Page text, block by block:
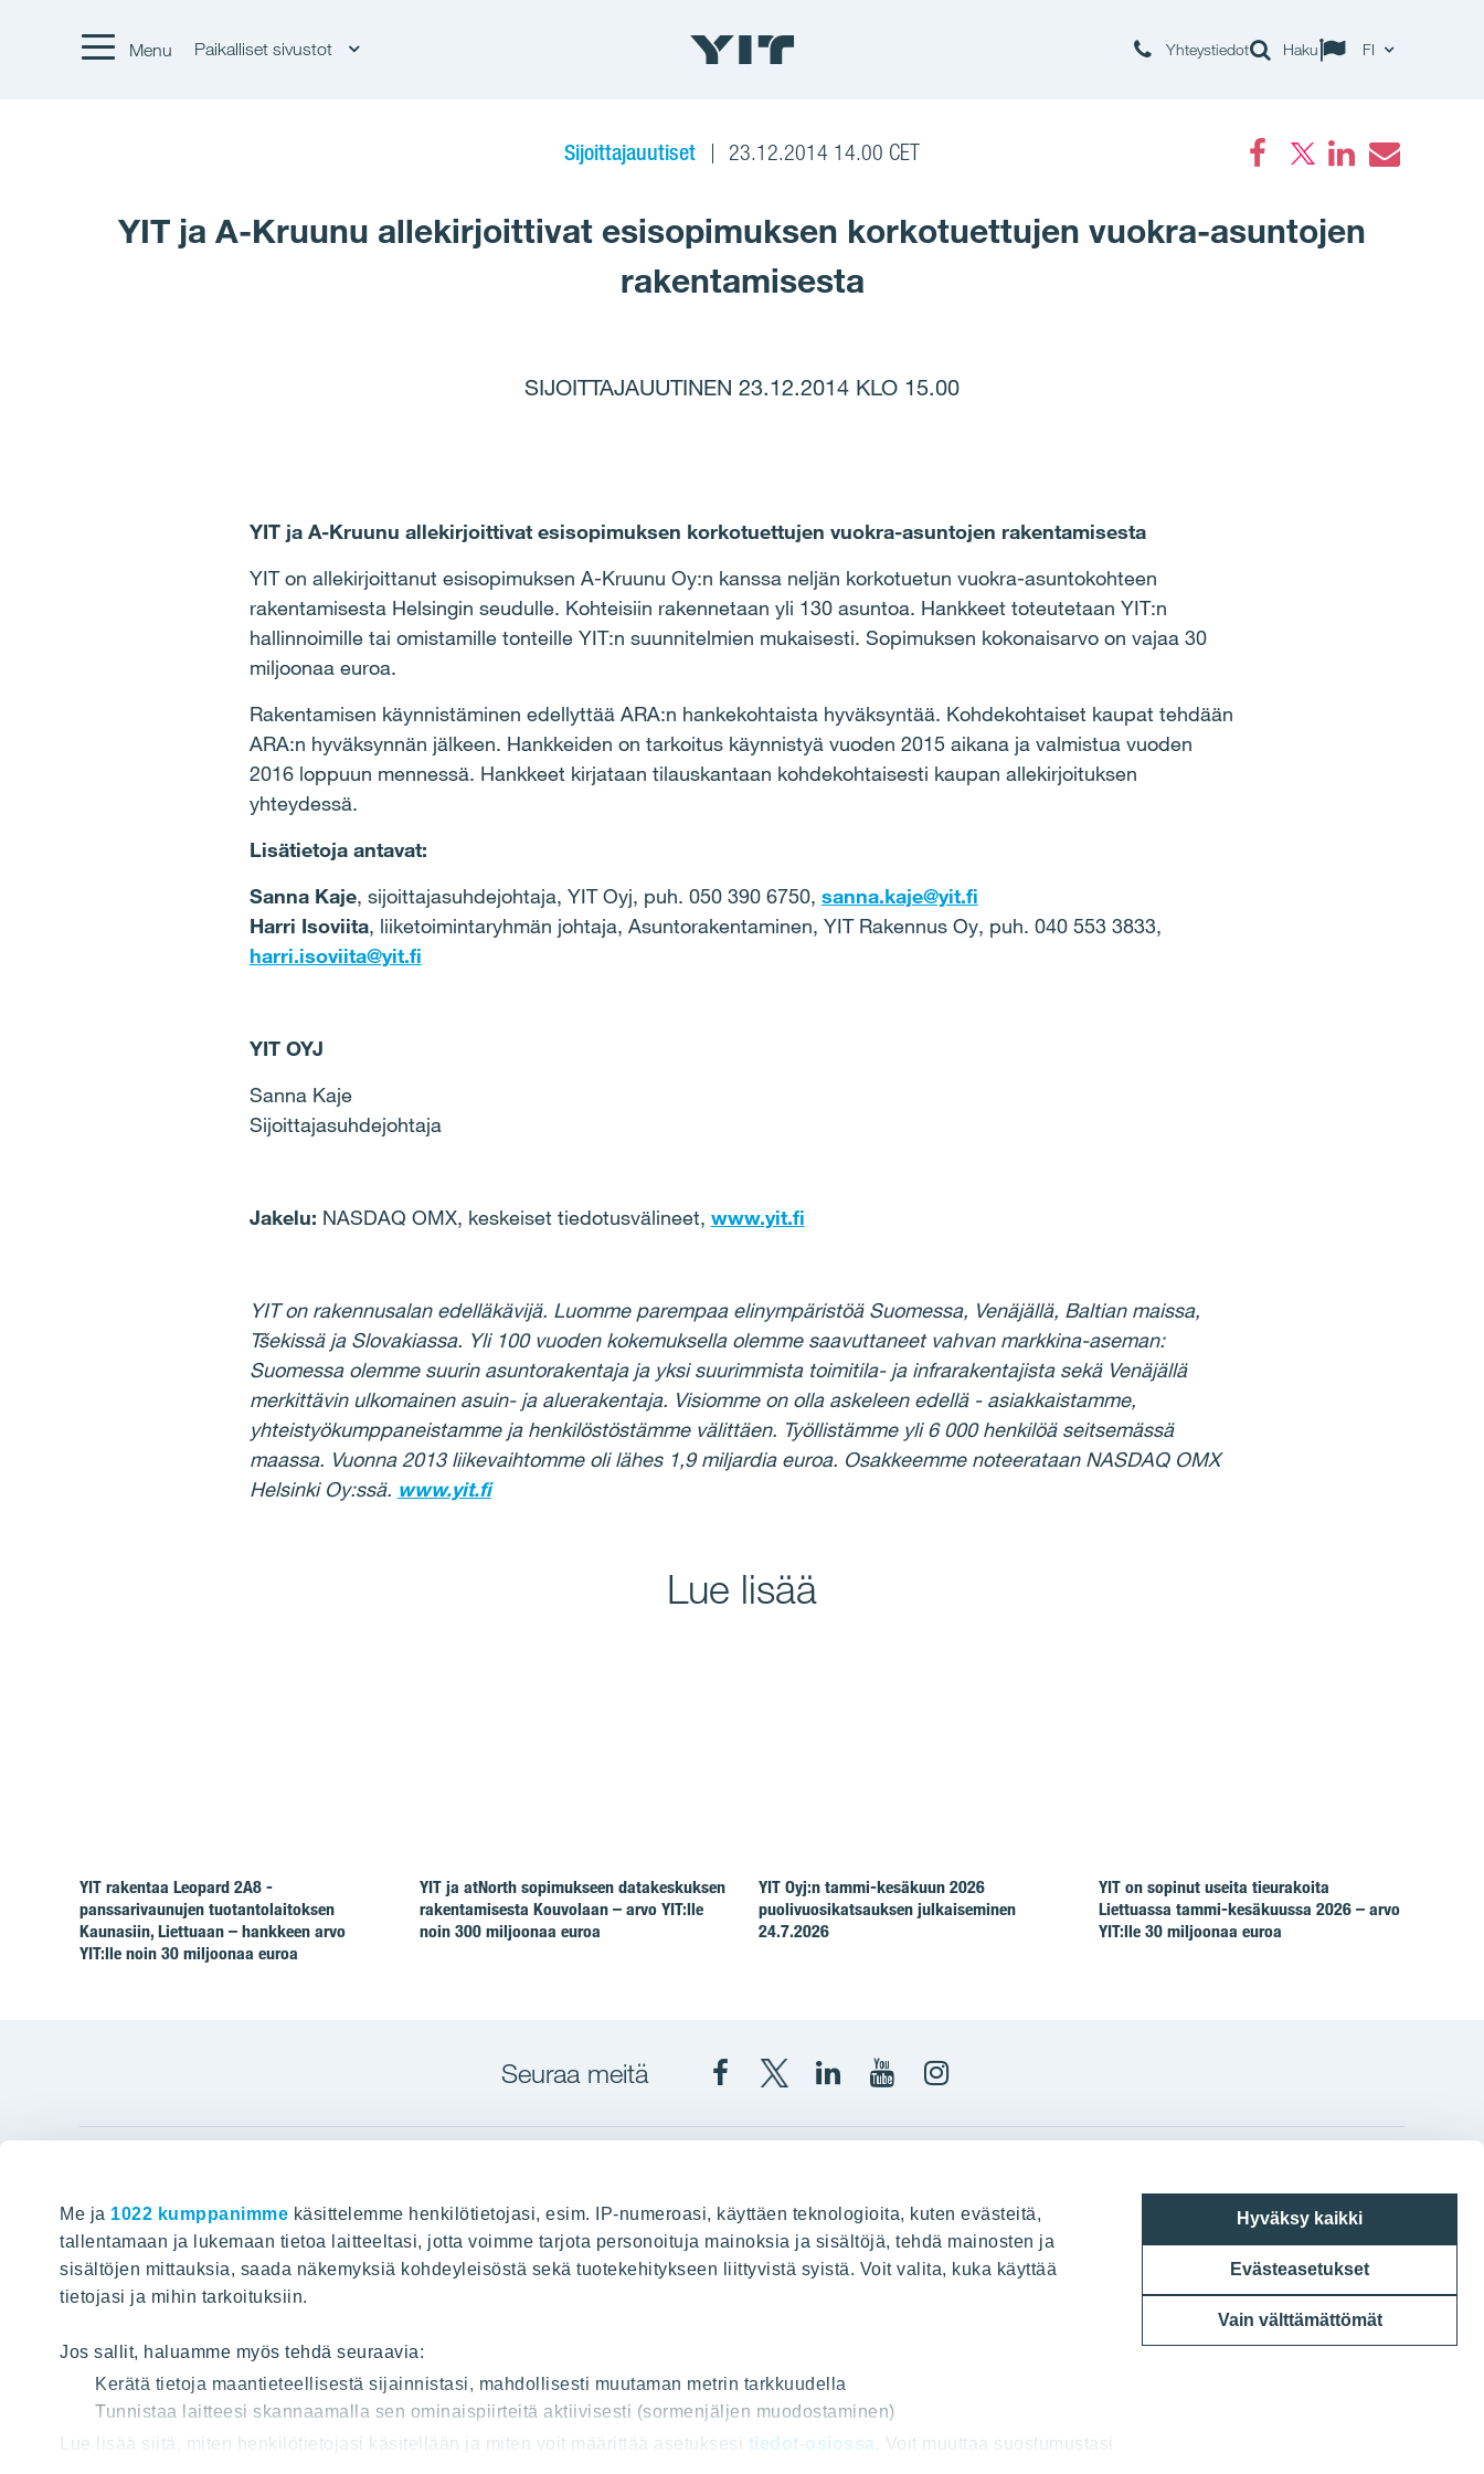
Me ja 1022 kumppanimme käsittelemme henkilötietojasi, esim. IP-numeroasi, käyttäen teknologioita, kuten evästeitä,
tallentamaan ja lukemaan tietoa laitteeltasi, jotta voimme tarjota personoituja mainoksia ja sisältöjä, tehdä mainosten ja
sisältöjen mittauksia, saada näkemyksiä kohdeyleisöstä sekä tuotekehitykseen liittyvistä syistä. Voit valita, kuka käyttää
tietojasi ja mihin tarkoituksiin.
Jos sallit, haluamme myös tehdä seuraavia:
Kerätä tietoja maantieteellisestä sijainnistasi, mahdollisesti muutaman metrin tarkkuudella
Tunnistaa laitteesi skannaamalla sen ominaispiirteitä aktiivisesti (sormenjäljen muodostaminen)
Lue lisää siitä, miten henkilötietojasi käsitellään ja miten voit määrittää asetuksesi tiedot-osiossa . Voit muuttaa suostumustasi
Hyväksy kaikki
Evästeasetukset
Vain välttämättömät
Menu Paikalliset sivustot Yhteystiedot Haku FI
Sijoittajauutiset 23.12.2014 14.00 CET
YIT ja A-Kruunu allekirjoittivat esisopimuksen korkotuettujen vuokra-asuntojen
rakentamisesta
SIJOITTAJAUUTINEN 23.12.2014 KLO 15.00
YIT ja A-Kruunu allekirjoittivat esisopimuksen korkotuettujen vuokra-asuntojen rakentamisesta
YIT on allekirjoittanut esisopimuksen A-Kruunu Oy:n kanssa neljän korkotuetun vuokra-asuntokohteen
rakentamisesta Helsingin seudulle. Kohteisiin rakennetaan yli 130 asuntoa. Hankkeet toteutetaan YIT:n
hallinnoimille tai omistamille tonteille YIT:n suunnitelmien mukaisesti. Sopimuksen kokonaisarvo on vajaa 30
miljoonaa euroa.
Rakentamisen käynnistäminen edellyttää ARA:n hankekohtaista hyväksyntää. Kohdekohtaiset kaupat tehdään
ARA:n hyväksynnän jälkeen. Hankkeiden on tarkoitus käynnistyä vuoden 2015 aikana ja valmistua vuoden
2016 loppuun mennessä. Hankkeet kirjataan tilauskantaan kohdekohtaisesti kaupan allekirjoituksen
yhteydessä.
Lisätietoja antavat:
Sanna Kaje, sijoittajasuhdejohtaja, YIT Oyj, puh. 050 390 6750, sanna.kaje@yit.fi
Harri Isoviita, liiketoimintaryhmän johtaja, Asuntorakentaminen, YIT Rakennus Oy, puh. 040 553 3833,
harri.isoviita@yit.fi
YIT OYJ
Sanna Kaje
Sijoittajasuhdejohtaja
Jakelu: NASDAQ OMX, keskeiset tiedotusvälineet, www.yit.fi
YIT on rakennusalan edelläkävijä. Luomme parempaa elinympäristöä Suomessa, Venäjällä, Baltian maissa,
Tšekissä ja Slovakiassa. Yli 100 vuoden kokemuksella olemme saavuttaneet vahvan markkina-aseman:
Suomessa olemme suurin asuntorakentaja ja yksi suurimmista toimitila- ja infrarakentajista sekä Venäjällä
merkittävin ulkomainen asuin- ja aluerakentaja. Visiomme on olla askeleen edellä - asiakkaistamme,
yhteistyökumppaneistamme ja henkilöstöstämme välittäen. Työllistämme yli 6 000 henkilöä seitsemässä
maassa. Vuonna 2013 liikevaihtomme oli lähes 1,9 miljardia euroa. Osakkeemme noteerataan NASDAQ OMX
Helsinki Oy:ssä. www.yit.fi
Lue lisää
YIT rakentaa Leopard 2A8 -
panssarivaunujen tuotantolaitoksen
Kaunasiin, Liettuaan – hankkeen arvo
YIT:lle noin 30 miljoonaa euroa
YIT ja atNorth sopimukseen datakeskuksen
rakentamisesta Kouvolaan – arvo YIT:lle
noin 300 miljoonaa euroa
YIT Oyj:n tammi-kesäkuun 2026
puolivuosikatsauksen julkaiseminen
24.7.2026
YIT on sopinut useita tieurakoita
Liettuassa tammi-kesäkuussa 2026 – arvo
YIT:lle 30 miljoonaa euroa
Seuraa meitä
YITYITCorporation
Corporation
YIT
Hyvin rakennettu huominen
HAKU
Tietoa YIT:stä
Töihin meille
Projektit
Vastuullisuus
Media
Yhteystiedot
Myytävät asunnot
Vuokrattavat toimitilat
Toimitilarakentaminen
Teollisuusrakentaminen
Panuntie 11, PL 36, 00620 Helsinki
020 433 111